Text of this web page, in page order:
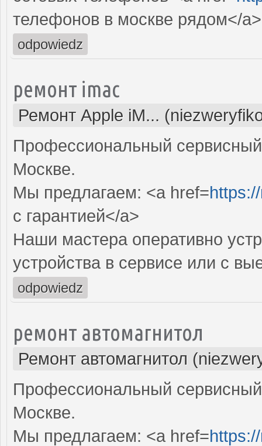
телефонов в москве рядом</a>
odpowiedz
ремонт imac
Ремонт Apple iM...
Профессиональный
Москве.
Мы предлагаем: <a href=
с гарантией</a>
Наши мастера оперативно
устройства в сервисе или с
odpowiedz
ремонт автомагнитол
Ремонт автомагнитол
Профессиональный
Москве.
Мы предлагаем: <a href=